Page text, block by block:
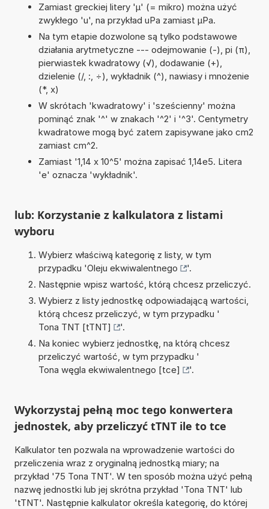
Zamiast greckiej litery 'µ' (= mikro) można użyć
zwykłego 'u', na przykład uPa zamiast µPa.
Na tym etapie dozwolone są tylko podstawowe
działania arytmetyczne --- odejmowanie (-), pi (π),
pierwiastek kwadratowy (√), dodawanie (+),
dzielenie (/, :, ÷), wykładnik (^), nawiasy i mnożenie
(*, x)
W skrótach 'kwadratowy' i 'sześcienny' można
pominąć znak '^' w znakach '^2' i '^3'. Centymetry
kwadratowe mogą być zatem zapisywane jako cm2
zamiast cm^2.
Zamiast '1,14 x 10^5' można zapisać 1,14e5. Litera
'e' oznacza 'wykładnik'.
lub: Korzystanie z kalkulatora z listami
wyboru
Wybierz właściwą kategorię z listy, w tym
przypadku 'Oleju ekwiwalentnego
'.
Następnie wpisz wartość, którą chcesz przeliczyć.
Wybierz z listy jednostkę odpowiadającą wartości,
którą chcesz przeliczyć, w tym przypadku '
Tona TNT [tTNT]
'.
Na koniec wybierz jednostkę, na którą chcesz
przeliczyć wartość, w tym przypadku '
Tona węgla ekwiwalentnego [tce]
'.
Wykorzystaj pełną moc tego konwertera
jednostek, aby przeliczyć tTNT ile to tce
Kalkulator ten pozwala na wprowadzenie wartości do
przeliczenia wraz z oryginalną jednostką miary; na
przykład '75 Tona TNT'. W ten sposób można użyć pełną
nazwę jednostki lub jej skrótna przykład 'Tona TNT' lub
'tTNT'. Następnie kalkulator określa kategorię, do której